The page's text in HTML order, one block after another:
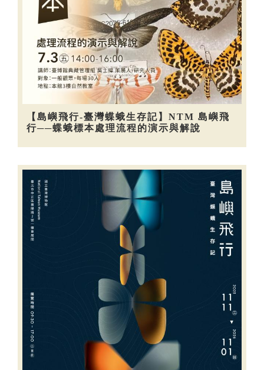
【島嶼飛行-臺灣蝶蛾生存記】NTM 島嶼飛
行──蝶蛾標本處理流程的演示與解說